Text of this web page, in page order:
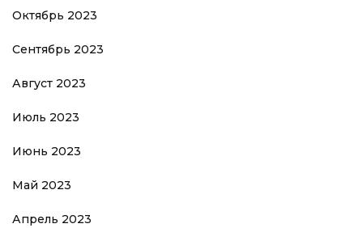
Октябрь 2023
Сентябрь 2023
Август 2023
Июль 2023
Июнь 2023
Май 2023
Апрель 2023